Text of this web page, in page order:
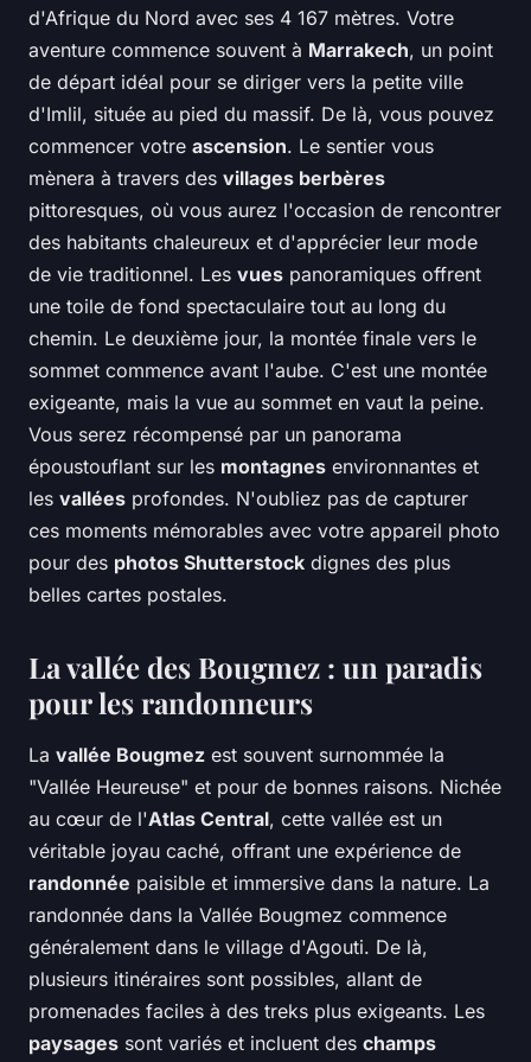
d'Afrique du Nord avec ses 4 167 mètres. Votre
aventure commence souvent à Marrakech, un point
de départ idéal pour se diriger vers la petite ville
d'Imlil, située au pied du massif. De là, vous pouvez
commencer votre ascension. Le sentier vous
mènera à travers des villages berbères
pittoresques, où vous aurez l'occasion de rencontrer
des habitants chaleureux et d'apprécier leur mode
de vie traditionnel. Les vues panoramiques offrent
une toile de fond spectaculaire tout au long du
chemin. Le deuxième jour, la montée finale vers le
sommet commence avant l'aube. C'est une montée
exigeante, mais la vue au sommet en vaut la peine.
Vous serez récompensé par un panorama
époustouflant sur les montagnes environnantes et
les vallées profondes. N'oubliez pas de capturer
ces moments mémorables avec votre appareil photo
pour des photos Shutterstock dignes des plus
belles cartes postales.
La vallée des Bougmez : un paradis
pour les randonneurs
La vallée Bougmez est souvent surnommée la
"Vallée Heureuse" et pour de bonnes raisons. Nichée
au cœur de l'Atlas Central, cette vallée est un
véritable joyau caché, offrant une expérience de
randonnée paisible et immersive dans la nature. La
randonnée dans la Vallée Bougmez commence
généralement dans le village d'Agouti. De là,
plusieurs itinéraires sont possibles, allant de
promenades faciles à des treks plus exigeants. Les
paysages sont variés et incluent des champs